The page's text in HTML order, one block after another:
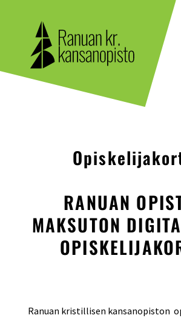
RANUAN
MAKSUTON
Ranuan kristillisen kansanopiston